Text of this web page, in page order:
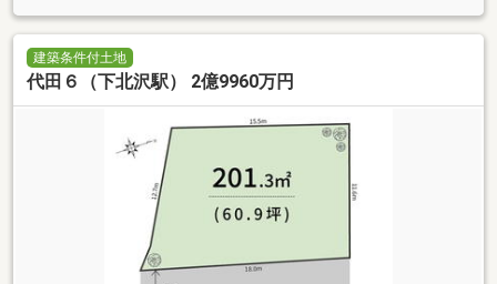
建築条件付土地
代田６（下北沢駅） 2億9960万円